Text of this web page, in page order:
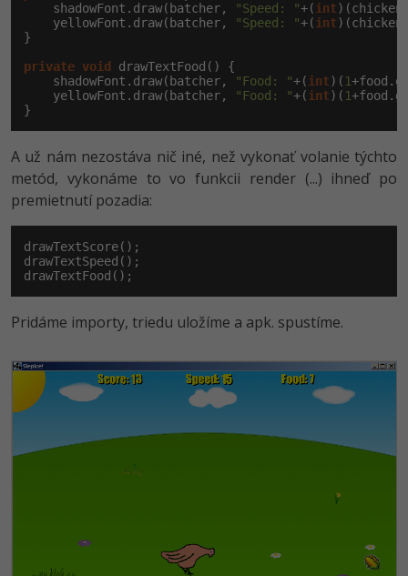
    shadowFont.draw(batcher,
"Speed: "+(int
    yellowFont.draw(batcher,
"Speed: "+(int
}
private void
drawTextFood() {
    shadowFont.draw(batcher,
"Food: "+(int)( 1
    yellowFont.draw(batcher,
"Food: "+(int)( 1
}
A už nám nezostáva nič iné, než vykonať volanie týchto
metód, vykonáme to vo funkcii render (...) ihneď po
premietnutí pozadia:
drawTextScore();
drawTextSpeed();
drawTextFood();
Pridáme importy, triedu uložíme a apk. spustíme.